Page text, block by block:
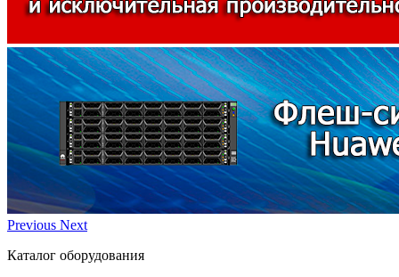
Previous Next
Каталог оборудования